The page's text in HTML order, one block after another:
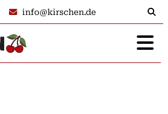
info@kirschen.de